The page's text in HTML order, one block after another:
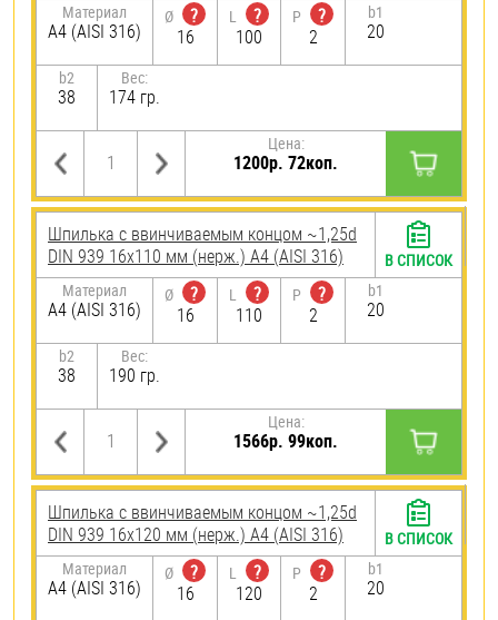
Материал
A4 (AISI 316)
Ø
?
16
L
?
100
P
?
2
b1
20
b2
38
Вес:
174 гр.
Цена:
1200р. 72коп.
Шпилька c ввинчиваемым концом ~1,25d
DIN 939 16х110 мм (нерж.) A4 (AISI 316)
Материал
A4 (AISI 316)
Ø
?
16
L
?
110
P
?
2
b1
20
b2
38
Вес:
190 гр.
Цена:
1566р. 99коп.
В СПИСОК
Шпилька c ввинчиваемым концом ~1,25d
DIN 939 16х120 мм (нерж.) A4 (AISI 316)
Материал
A4 (AISI 316)
Ø
?
16
L
?
120
P
?
2
b1
20
В СПИСОК